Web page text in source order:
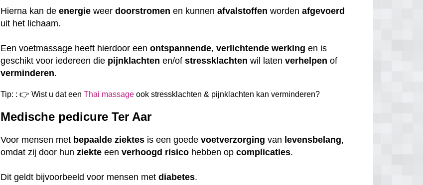
Hierna kan deenergie weerdoorstromen en kunnenafvalstoffen wordenafgevoerd
uit het lichaam.
Een voetmassage heeft hierdoor eenontspannende,verlichtende werking en is
geschikt voor iedereen die pijnklachten en/ofstressklachten wil latenverhelpen of
verminderen.
Tip: : 👉 Wist u dat eenThai massage ookstressklachten & pijnklachten kan verminderen?
Medische pedicure Ter Aar
Voor mensen met bepaalde ziektes is een goedevoetverzorging van levensbelang,
omdat zij door hunziekte eenverhoogd risico hebben opcomplicaties.
Dit geldt bijvoorbeeld voor mensen metdiabetes.